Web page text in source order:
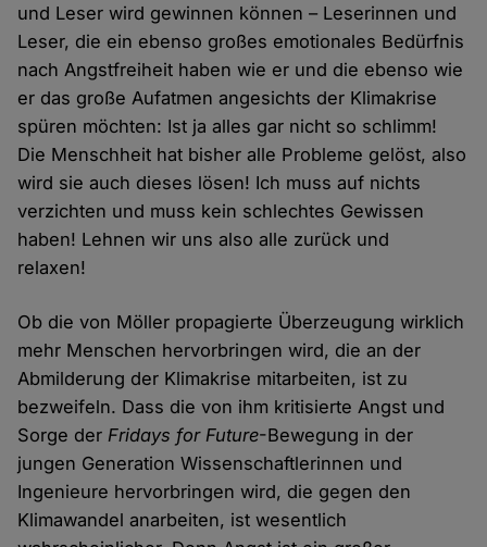
und Leser wird gewinnen können – Leserinnen und
Leser, die ein ebenso großes emotionales Bedürfnis
nach Angstfreiheit haben wie er und die ebenso wie
er das große Aufatmen angesichts der Klimakrise
spüren möchten: Ist ja alles gar nicht so schlimm!
Die Menschheit hat bisher alle Probleme gelöst, also
wird sie auch dieses lösen! Ich muss auf nichts
verzichten und muss kein schlechtes Gewissen
haben! Lehnen wir uns also alle zurück und
relaxen!
Ob die von Möller propagierte Überzeugung wirklich
mehr Menschen hervorbringen wird, die an der
Abmilderung der Klimakrise mitarbeiten, ist zu
bezweifeln. Dass die von ihm kritisierte Angst und
Sorge der Fridays for Future-Bewegung in der
jungen Generation Wissenschaftlerinnen und
Ingenieure hervorbringen wird, die gegen den
Klimawandel anarbeiten, ist wesentlich